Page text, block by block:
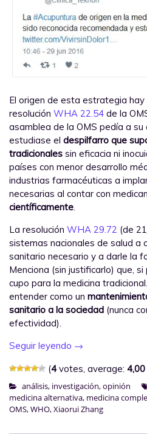
El origen de esta estrategia hay
resolución WHA 22.54 de la
asamblea de la OMS pedía a
estudiase el despilfarro que
tradicionales sin eficacia ni
países con menor desarrollo
industrias farmacéuticas a
necesarias al contar con
científicamente.
La resolución WHA 29.72 (de
sistemas nacionales de salud a
sanitario necesario y a darle la
Menciona (sin justificarlo) que,
cupo para la medicina
entender como un
sanitario a la sociedad (nunca
efectividad).
Seguir leyendo →
(4votes, average: 4,00
análisis, investigación,opinión
medicina alternativa, medicina
OMS,WHO,Xiaorui Zhang